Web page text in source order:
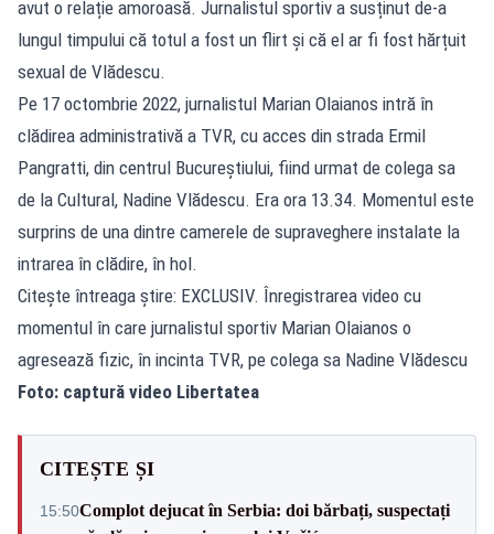
avut o relație amoroasă. Jurnalistul sportiv a susținut de-a
lungul timpului că totul a fost un flirt și că el ar fi fost hărțuit
sexual de Vlădescu.
Pe 17 octombrie 2022, jurnalistul Marian Olaianos intră în
clădirea administrativă a TVR, cu acces din strada Ermil
Pangratti, din centrul Bucureștiului, fiind urmat de colega sa
de la Cultural, Nadine Vlădescu. Era ora 13.34. Momentul este
surprins de una dintre camerele de supraveghere instalate la
intrarea în clădire, în hol.
Citeşte întreaga ştire: EXCLUSIV. Înregistrarea video cu
momentul în care jurnalistul sportiv Marian Olaianos o
agresează fizic, în incinta TVR, pe colega sa Nadine Vlădescu
Foto: captură video Libertatea
CITEȘTE ȘI
15:50Complot dejucat în Serbia: doi bărbați, suspectați